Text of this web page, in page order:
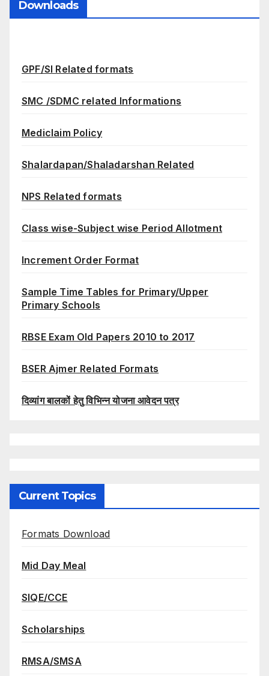
Downloads
GPF/SI Related formats
SMC /SDMC related Informations
Mediclaim Policy
Shalardapan/Shaladarshan Related
NPS Related formats
Class wise-Subject wise Period Allotment
Increment Order Format
Sample Time Tables for Primary/Upper
Primary Schools
RBSE Exam Old Papers 2010 to 2017
BSER Ajmer Related Formats
दिव्यांग बालकों हेतु विभिन्न योजना आवेदन पत्र
Current Topics
Formats Download
Mid Day Meal
SIQE/CCE
Scholarships
RMSA/SMSA